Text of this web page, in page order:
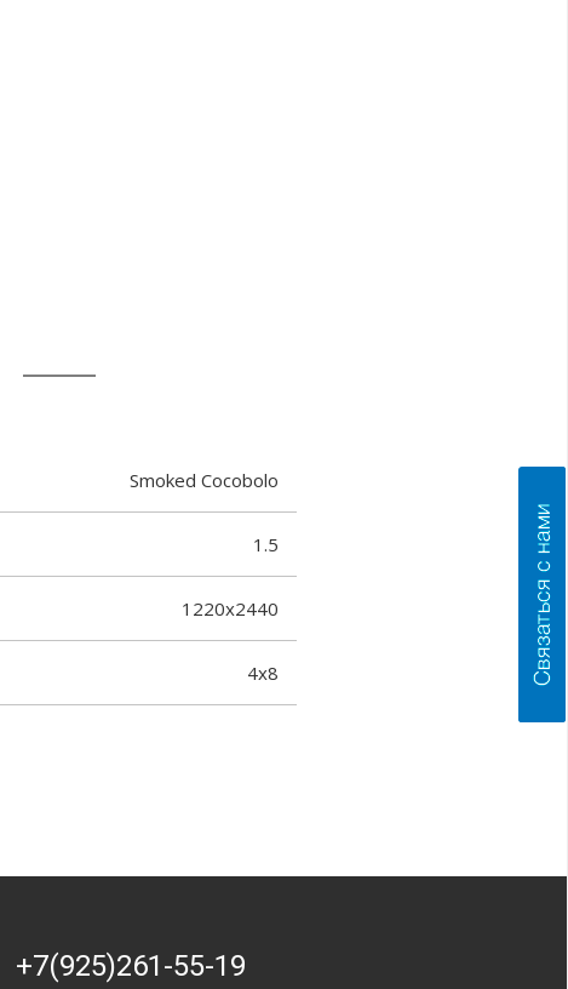
Smoked Cocobolo
1.5
1220x2440
4x8
+7(925)261-55-19